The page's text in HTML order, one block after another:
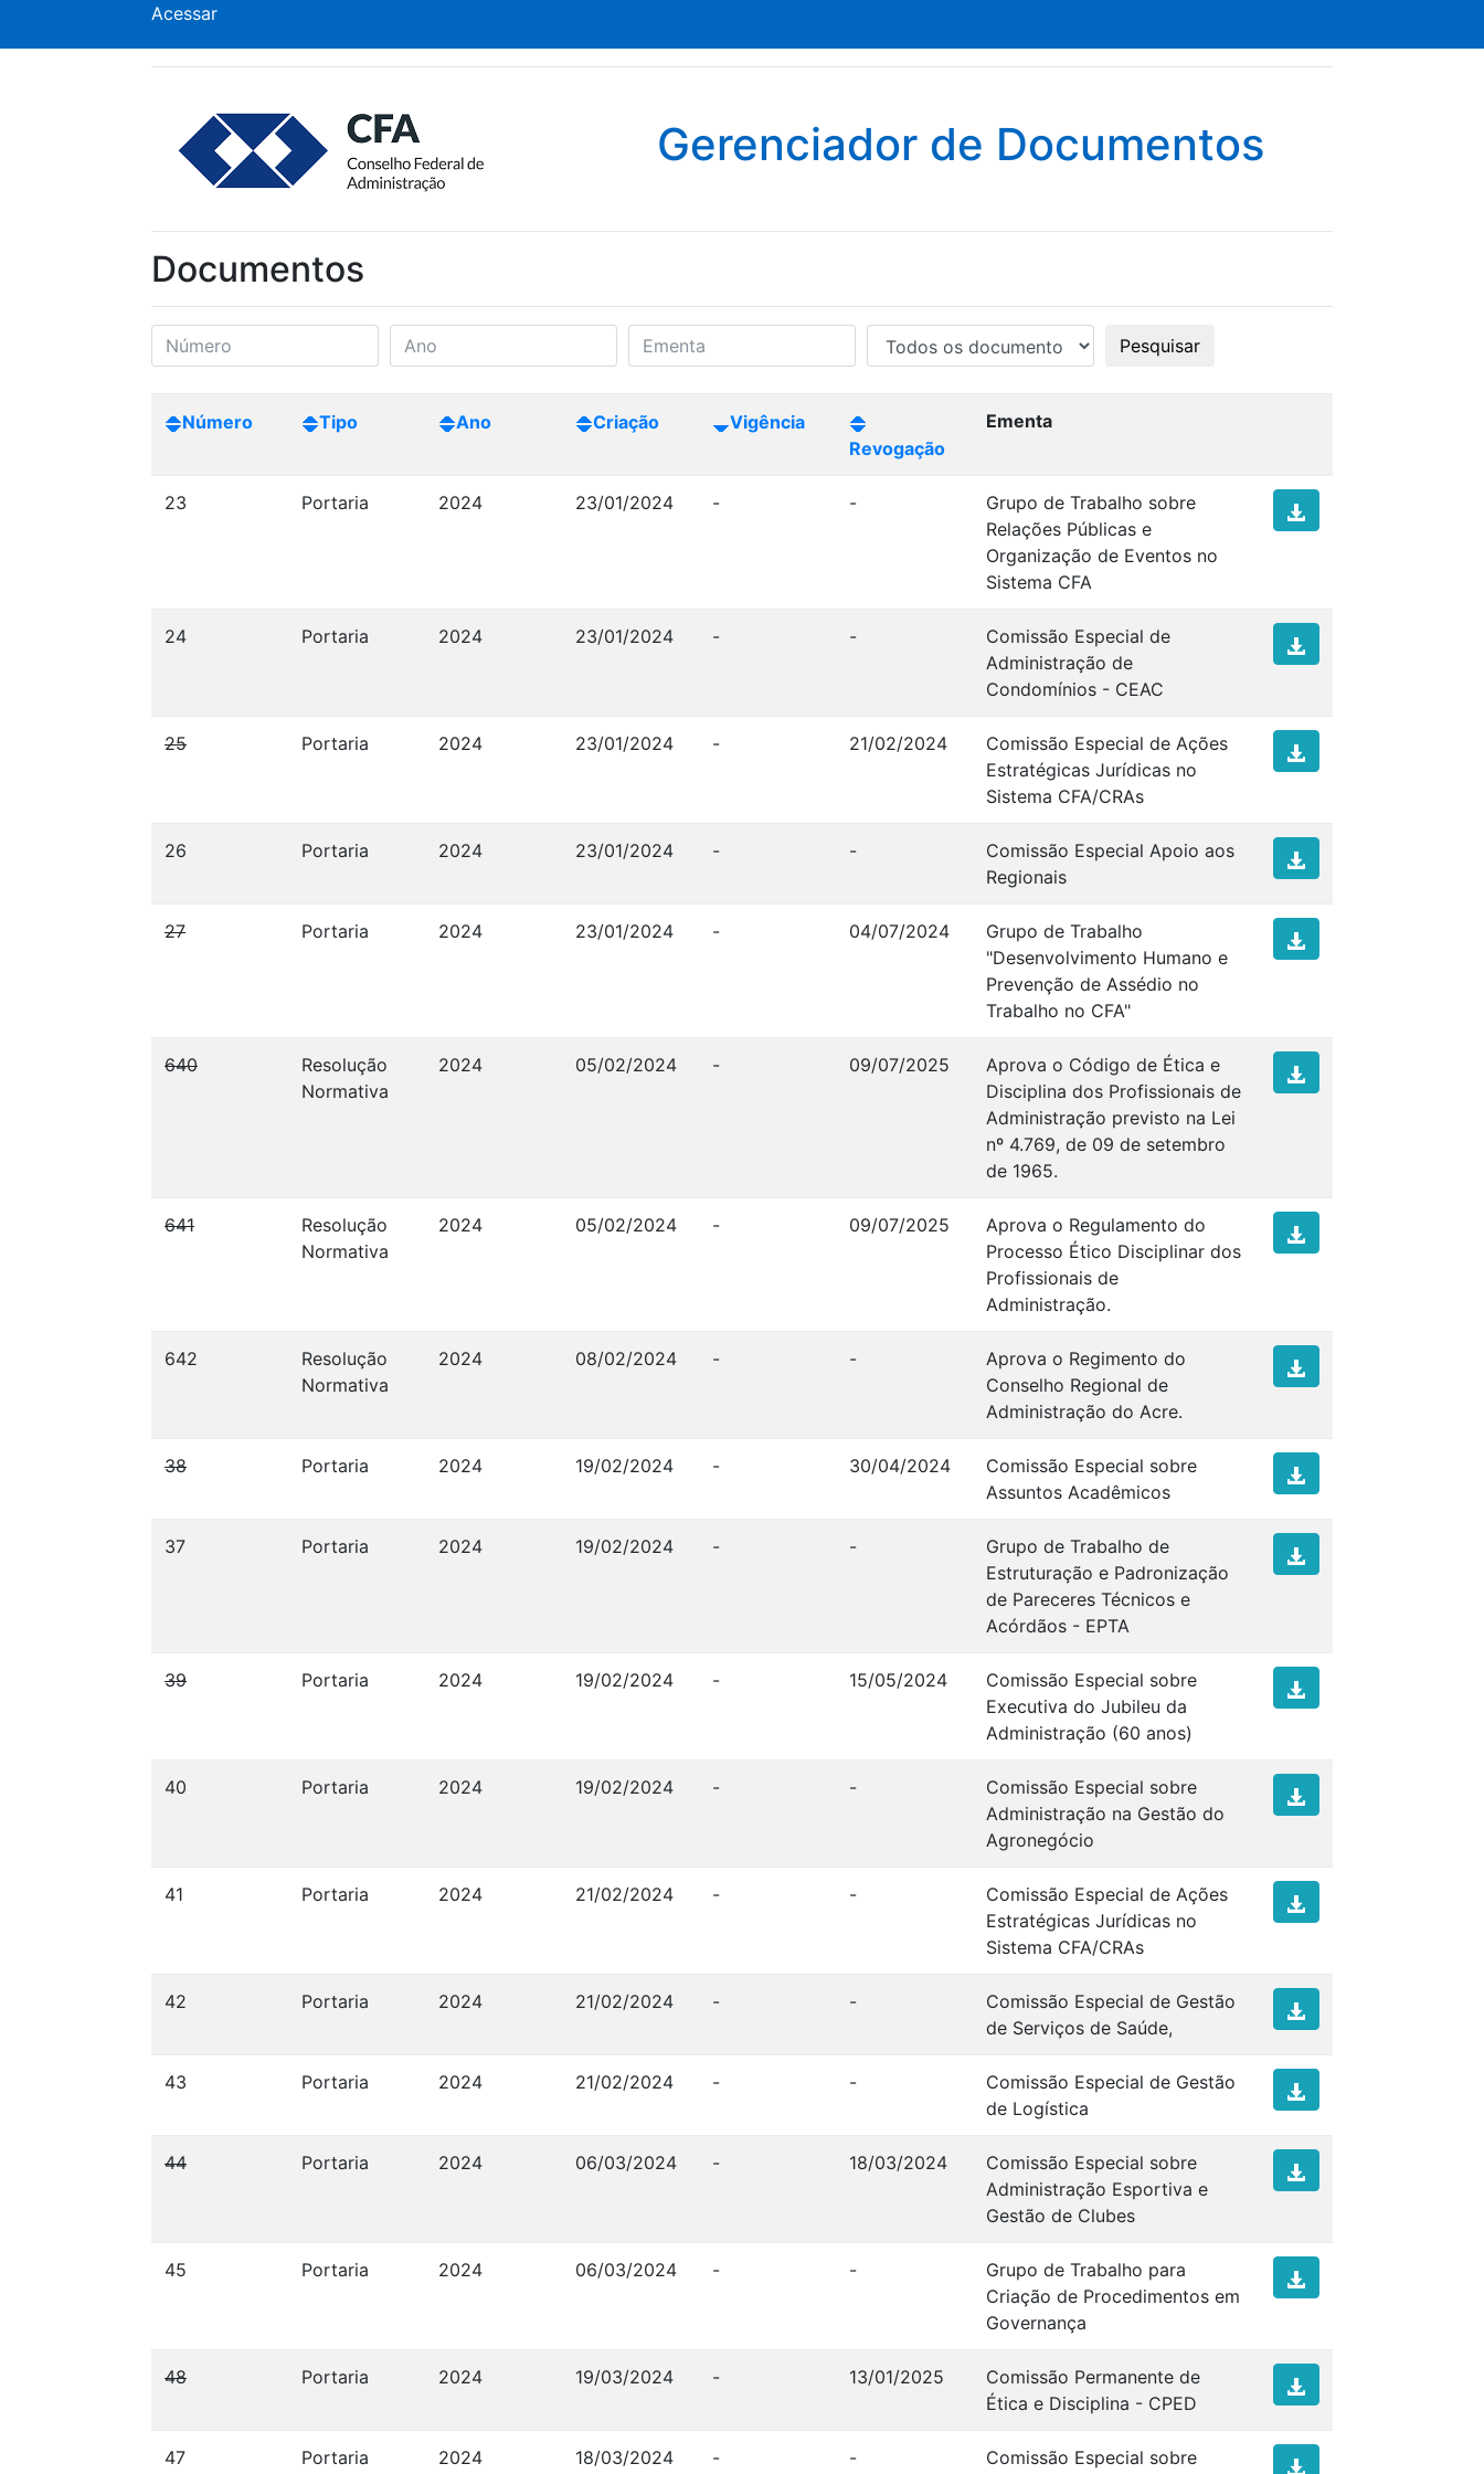
Acessar
Gerenciador de Documentos
Documentos
Pesquisar
Número Tipo Ano Criação
Vigência
Revogação
Ementa
23 Portaria 2024 23/01/2024 - -
Grupo de Trabalho sobre
Relações Públicas e
Organização de Eventos no
Sistema CFA
24 Portaria 2024 23/01/2024 - -
Comissão Especial de
Administração de
Condomínios - CEAC
25 Portaria 2024 23/01/2024 - 21/02/2024
Comissão Especial de Ações
Estratégicas Jurídicas no
Sistema CFA/CRAs
26 Portaria 2024 23/01/2024 - -
Comissão Especial Apoio aos
Regionais
27 Portaria 2024 23/01/2024 - 04/07/2024
Grupo de Trabalho
"Desenvolvimento Humano e
Prevenção de Assédio no
Trabalho no CFA"
640
Resolução
Normativa
2024 05/02/2024 - 09/07/2025
Aprova o Código de Ética e
Disciplina dos Profissionais de
Administração previsto na Lei
nº 4.769, de 09 de setembro
de 1965.
641
Resolução
Normativa
2024 05/02/2024 - 09/07/2025
Aprova o Regulamento do
Processo Ético Disciplinar dos
Profissionais de
Administração.
642
Resolução
Normativa
2024 08/02/2024 - -
Aprova o Regimento do
Conselho Regional de
Administração do Acre.
38 Portaria 2024 19/02/2024 - 30/04/2024
Comissão Especial sobre
Assuntos Acadêmicos
37 Portaria 2024 19/02/2024 - -
Grupo de Trabalho de
Estruturação e Padronização
de Pareceres Técnicos e
Acórdãos - EPTA
39 Portaria 2024 19/02/2024 - 15/05/2024
Comissão Especial sobre
Executiva do Jubileu da
Administração (60 anos)
40 Portaria 2024 19/02/2024 - -
Comissão Especial sobre
Administração na Gestão do
Agronegócio
41 Portaria 2024 21/02/2024 - -
Comissão Especial de Ações
Estratégicas Jurídicas no
Sistema CFA/CRAs
42 Portaria 2024 21/02/2024 - -
Comissão Especial de Gestão
de Serviços de Saúde,
43 Portaria 2024 21/02/2024 - -
Comissão Especial de Gestão
de Logística
44 Portaria 2024 06/03/2024 - 18/03/2024
Comissão Especial sobre
Administração Esportiva e
Gestão de Clubes
45 Portaria 2024 06/03/2024 - -
Grupo de Trabalho para
Criação de Procedimentos em
Governança
48 Portaria 2024 19/03/2024 - 13/01/2025
Comissão Permanente de
Ética e Disciplina - CPED
47 Portaria 2024 18/03/2024 - -
Comissão Especial sobre